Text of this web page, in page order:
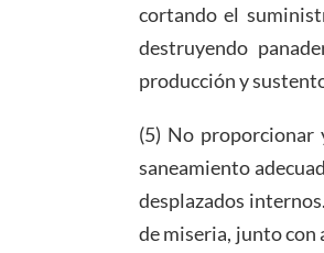
cortando el
destruyendo
producción y
(5) No
saneamiento
desplazados
de miseria, junto